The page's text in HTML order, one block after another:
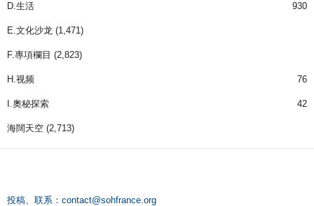
D.生活 930
E.文化沙龙 (1,471)
F.專項欄目 (2,823)
H.视频 76
I.奧秘探索 42
海闊天空 (2,713)
投稿、联系： contact@sohfrance.org